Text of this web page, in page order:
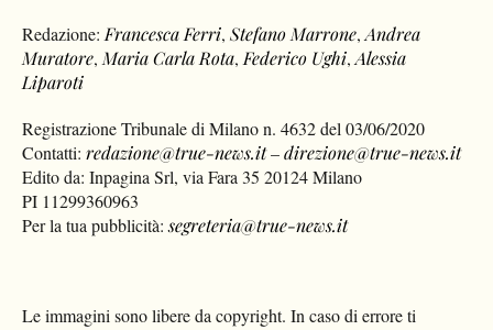
Redazione: Francesca Ferri,Stefano Marrone,Andrea
Muratore, Maria Carla Rota, Federico Ughi,Alessia
Liparoti
Registrazione Tribunale di Milano n. 4632 del 03/06/2020
Contatti:redazione@true-news.it–direzione@true-news.it
Edito da: Inpagina Srl, via Fara 35 20124 Milano
PI 11299360963
Per la tua pubblicità:segreteria@true-news.it
Le immagini sono libere da copyright. In caso di errore ti